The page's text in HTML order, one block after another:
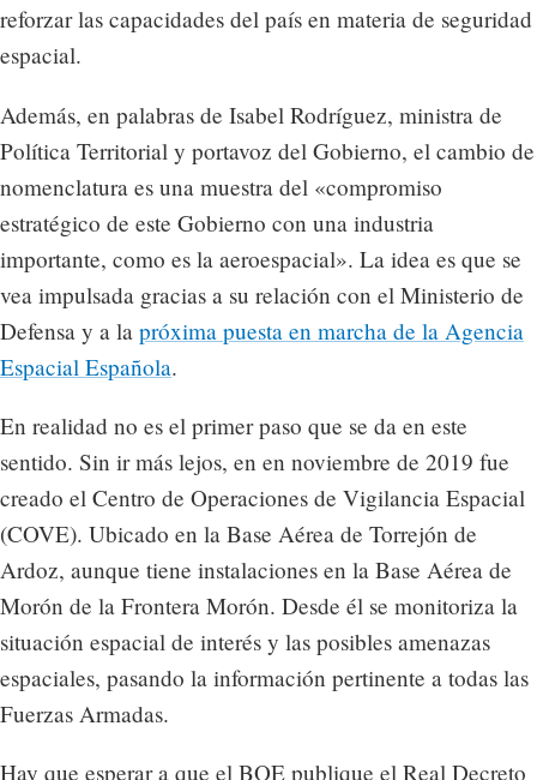
reforzar las capacidades del país en materia de seguridad
espacial.
Además, en palabras de Isabel Rodríguez, ministra de
Política Territorial y portavoz del Gobierno, el cambio de
nomenclatura es una muestra del «compromiso
estratégico de este Gobierno con una industria
importante, como es la aeroespacial». La idea es que se
vea impulsada gracias a su relación con el Ministerio de
Defensa y a la próxima puesta en marcha de la Agencia
Espacial Española.
En realidad no es el primer paso que se da en este
sentido. Sin ir más lejos, en en noviembre de 2019 fue
creado el Centro de Operaciones de Vigilancia Espacial
(COVE). Ubicado en la Base Aérea de Torrejón de
Ardoz, aunque tiene instalaciones en la Base Aérea de
Morón de la Frontera Morón. Desde él se monitoriza la
situación espacial de interés y las posibles amenazas
espaciales, pasando la información pertinente a todas las
Fuerzas Armadas.
Hay que esperar a que el BOE publique el Real Decreto